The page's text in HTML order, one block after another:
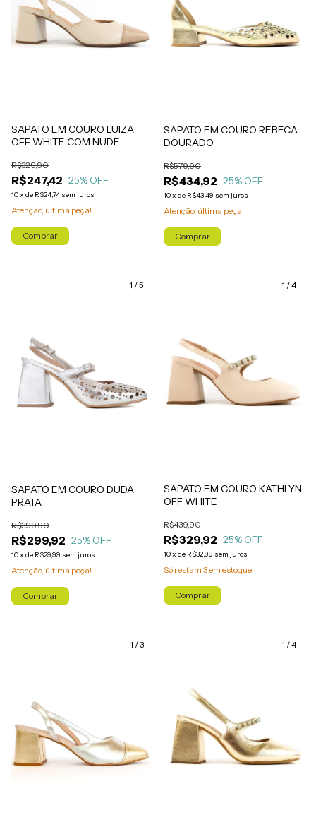
SAPATO EM COURO LUIZA
OFF WHITE COM NUDE
R$247,42
R$329,90
25% OFF
10x de R$24,74 sem juros
Atenção, última peça!
Comprar
SAPATO EM COURO REBECA
DOURADO
R$434,92
R$579,90
25% OFF
10x de R$43,49 sem juros
Atenção, última peça!
Comprar
1 /5
SAPATO EM COURO DUDA
PRATA
R$299,92
R$399,90
25% OFF
10x de R$29,99 sem juros
Atenção, última peça!
Comprar
1 /4
SAPATO EM COURO KATHLYN
OFF WHITE
R$329,92
R$439,90
25% OFF
10x de R$32,99 sem juros
Só restam 3em estoque!
Comprar
1 /3 1 /4